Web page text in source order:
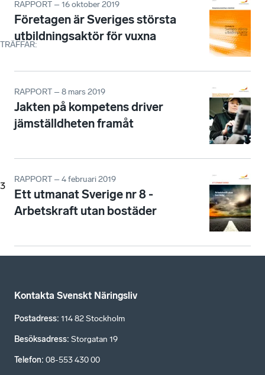
TRÄFFAR:
3
RAPPORT – 16 oktober 2019
Företagen är Sveriges största
utbildningsaktör för vuxna
RAPPORT – 8 mars 2019
Jakten på kompetens driver
jämställdheten framåt
RAPPORT – 4 februari 2019
Ett utmanat Sverige nr 8 -
Arbetskraft utan bostäder
Kontakta Svenskt Näringsliv
Postadress: 114 82 Stockholm
Besöksadress: Storgatan 19
Telefon: 08-553 430 00